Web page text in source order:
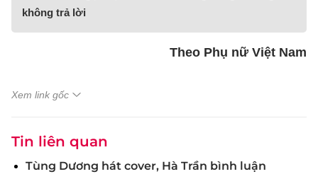
không trả lời
Theo Phụ nữ Việt Nam
Xem link gốc
Tin liên quan
Tùng Dương hát cover, Hà Trần bình luận